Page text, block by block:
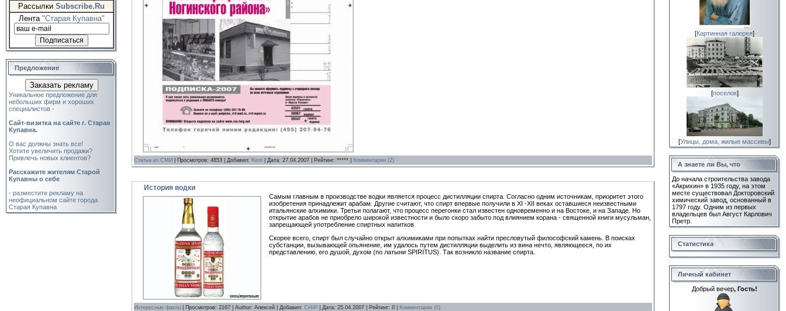
Рассылки Subscribe.Ru
Лента "Старая Купавна"
Предложение
Заказать рекламу
Уникальное предложение для
небольших фирм и хороших
специалистов -
Cайт-визитка на сайте г. Старая
Купавна.
О вас должны знать все!
Хотите увеличить продажи?
Привлечь новых клиентов?
Расскажите жителям Старой
Купавны о себе
- разместите рекламу на
неофициальном сайте города
Старая Купавна
Статьи из СМИ | Просмотров: 4853 | Добавил: Kent | Дата: 27.04.2007 | Рейтинг: ***** | Комментарии (2)
История водки
Самым главным в производстве водки является процесс дистилляции спирта. Согласно одним источникам, приоритет этого
изобретения принадлежит арабам. Другие считают, что спирт впервые получили в XI -XII веках оставшиеся неизвестными
итальянские алхимики. Третьи полагают, что процесс перегонки стал известен одновременно и на Востоке, и на Западе. Но
открытие арабов не приобрело широкой известности и было скоро забыто под влиянием корана - священной книги мусульман,
запрещающей употребление спиртных напитков
Скорее всего, спирт был случайно открыт алхимиками при попытках найти пресловутый философский камень. В поисках
субстанции, вызывающей опьянение, им удалось путем дистилляции выделить из вина нечто, являющееся, по их
представлению, его душой, духом (по латыни SPIRITUS). Так возникло название спирта.
Интересные факты | Просмотров: 2167 | Author: Алексей | Добавил: CHIP | Дата: 25.04.2007 | Рейтинг: 0 | Комментарии (0)
[Картинная галерея]
[поселок]
[Улицы, дома, жилые массивы]
А знаете ли Вы, что
До начала строительства завода
«Акрихин» в 1935 году, на этом
месте существовал Докторовский
химический завод, основанный в
1797 году. Одним из первых
владельцев был Август Карлович
Претр.
Статистика
Личный кабинет
Добрый вечер, Гость!